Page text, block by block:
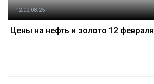
12.02 08:25
Цены на нефть и золото 12 февраля